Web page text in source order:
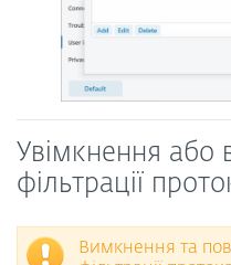
Увімкнення або
фільтрації
Вимкнення та